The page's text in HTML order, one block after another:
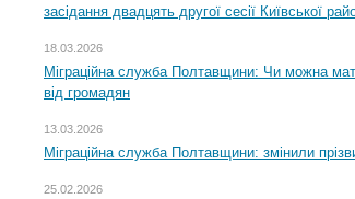
засідання двадцять другої сесії Київської
18.03.2026
Міграційна служба Полтавщини: Чи можна
від громадян
13.03.2026
Міграційна служба Полтавщини: змінили
25.02.2026